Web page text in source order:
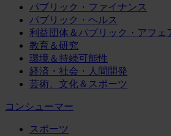
パブリック・ファイナンス
パブリック・ヘルス
利益団体＆パブリック・アフェ
教育＆研究
環境＆持続可能性
経済・社会・人間開発
芸術、文化＆スポーツ
コンシューマー
スポーツ